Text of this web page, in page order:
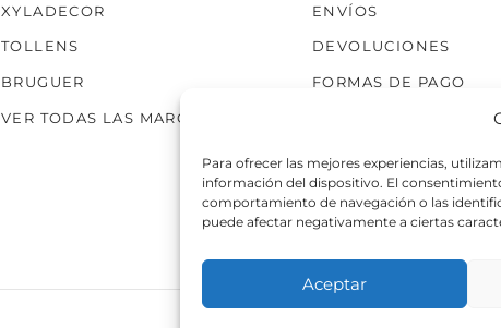
Para ofrecer las mejores experiencias,
información del dispositivo. El
comportamiento de navegación o las
puede afectar negativamente a ciertas
Aceptar
XYLADECOR
TOLLENS
BRUGUER
VER TODAS LAS MARCAS
ENVÍOS
DEVOLUCIONES
FORMAS DE PAGO